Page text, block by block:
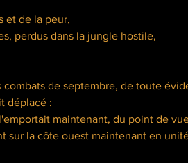
et de la peur,
perdus dans la jungle hostile,
combats de septembre, de toute
déplacé :
maintenant, du point de
sur la côte ouest maintenant en